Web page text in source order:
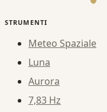
STRUMENTI
Meteo Spaziale
Luna
Aurora
7,83 Hz